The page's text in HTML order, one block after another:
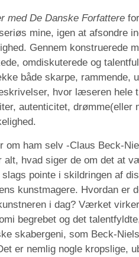
med De Danske Forfattere
mine, igen at afsondre
Gennem konstruerede
omdiskuterede og
både skarpe, rammende,
hvor læseren hele
autenticitet, drømme(eller
om ham selv -Claus Beck-
hvad siger de om det at
pointe i skildringen af
kunstmagere. Hvordan er
i dag? Værket
begrebet og det
skabergeni, som Beck-
er nemlig nogle kropslige,